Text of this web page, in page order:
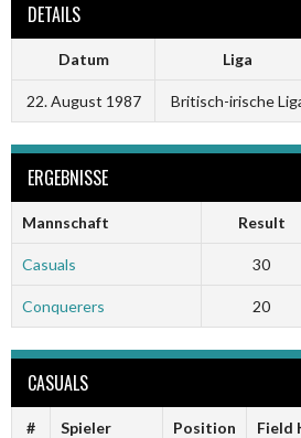
DETAILS
Datum Liga
22. August 1987 Britisch-irische
ERGEBNISSE
Mannschaft Result
Casuals 30
Conquerers 20
CASUALS
# Spieler Position Field